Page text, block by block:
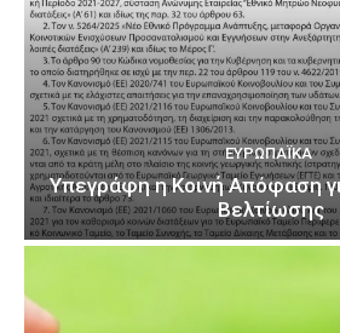
ΕΥΡΩΠΑΪΚΆ
Υπεγράφη η Κοινή Απόφαση
Βελτίωσης